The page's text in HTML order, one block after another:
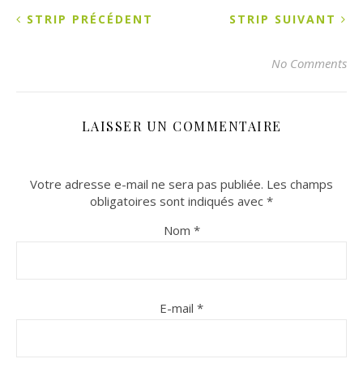
STRIP SUIVANT
STRIP PRÉCÉDENT
No Comments
LAISSER UN COMMENTAIRE
Votre adresse e-mail ne sera pas publiée. Les champs
obligatoires sont indiqués avec *
Nom *
E-mail *